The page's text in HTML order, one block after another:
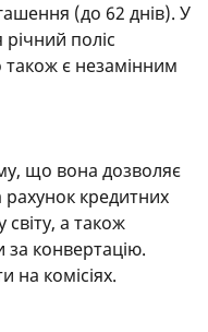
(до 62 днів). У
поліс
є незамінним
що вона дозволяє
рахунок кредитних
а також
за конвертацію.
на комісіях.